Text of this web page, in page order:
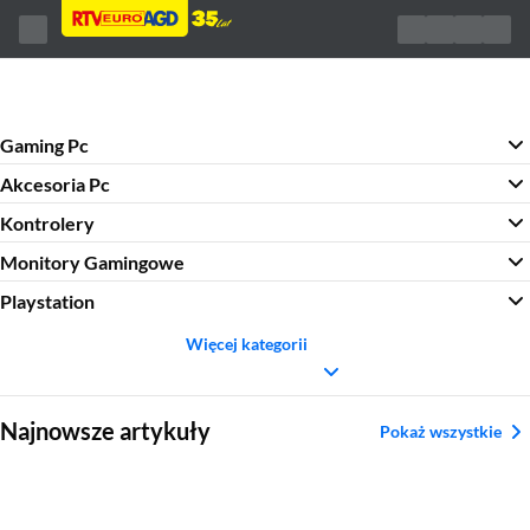
Gaming Pc
Akcesoria Pc
Kontrolery
Monitory Gamingowe
Playstation
Więcej kategorii
Najnowsze artykuły Pokaż wszystkie